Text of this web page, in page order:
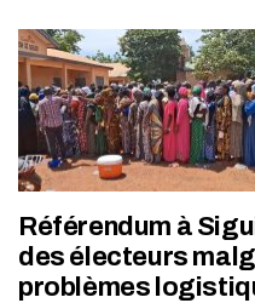
Référendum à
des électeurs
problèmes